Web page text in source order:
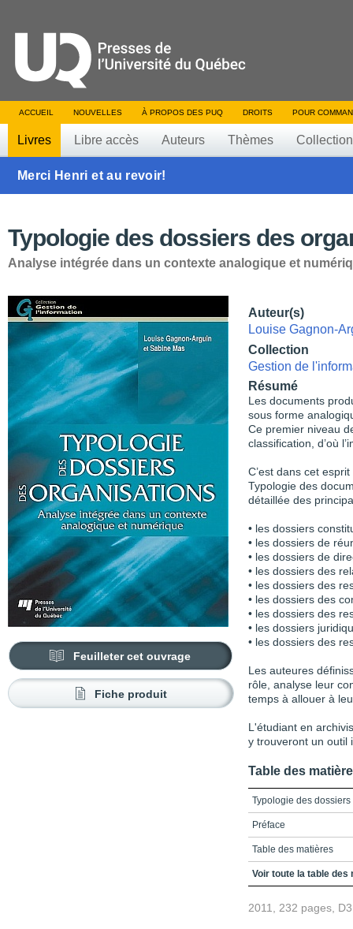
ACCUEIL NOUVELLES À PROPOS DES PUQ DROITS POUR
Livres Libre accès Auteurs Thèmes
Merci Henri et au revoir!
Typologie des dossiers des
Analyse intégrée dans un contexte analogique et
Feuilleter cet ouvrage
Fiche produit
Auteur(s)
Louise Gagnon-
Collection
Gestion de
Résumé
Les documents
sous forme
Ce premier niveau
classification, d’où
C’est dans cet
Typologie des
détaillée des
• les dossiers
• les dossiers de
• les dossiers de
• les dossiers des
• les dossiers des
• les dossiers des
• les dossiers des
• les dossiers
• les dossiers des
Les auteures
rôle, analyse leur
temps à allouer à
L'étudiant en
y trouveront un outil
Table des
Typologie des
Préface
Table des matières
Remerciements
consignée - en guide
Voir toute la table des
2011, 232 pages,